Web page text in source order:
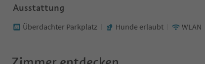
Ausstattung
Überdachter Parkplatz Hunde erlaubt WLAN